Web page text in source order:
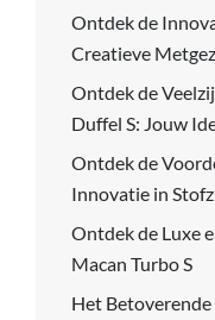
Ontdek de
Creatieve
Ontdek de
Duffel S: Jouw
Ontdek de
Innovatie in
Ontdek de Luxe
Macan Turbo S
Het Betoverende